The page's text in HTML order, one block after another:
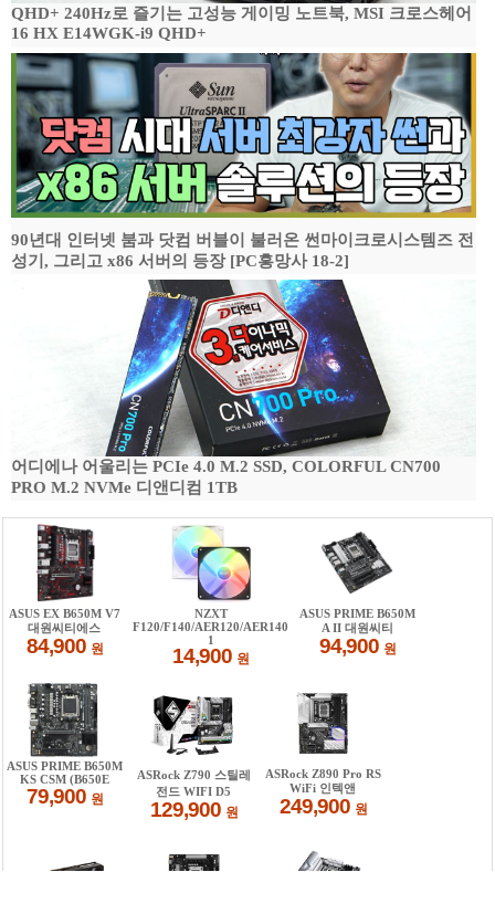
QHD+ 240Hz로 즐기는 고성능 게이밍 노트북, MSI 크로스헤어
16 HX E14WGK-i9 QHD+
90년대 인터넷 붐과 닷컴 버블이 불러온 썬마이크로시스템즈 전
성기, 그리고 x86 서버의 등장 [PC흥망사 18-2]
어디에나 어울리는 PCIe 4.0 M.2 SSD, COLORFUL CN700
PRO M.2 NVMe 디앤디컴 1TB